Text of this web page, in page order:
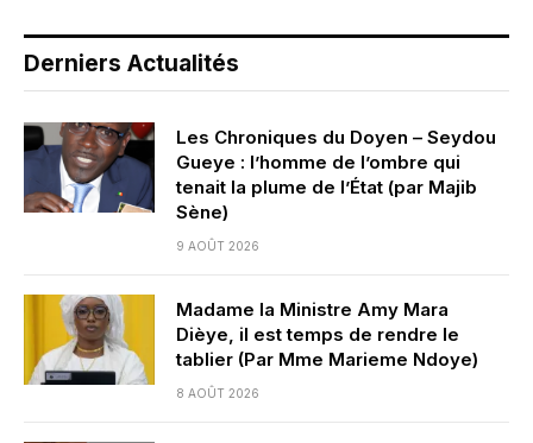
Derniers Actualités
Les Chroniques du Doyen – Seydou
Gueye : l’homme de l’ombre qui
tenait la plume de l’État (par Majib
Sène)
9 AOÛT 2026
Madame la Ministre Amy Mara
Dièye, il est temps de rendre le
tablier (Par Mme Marieme Ndoye)
8 AOÛT 2026